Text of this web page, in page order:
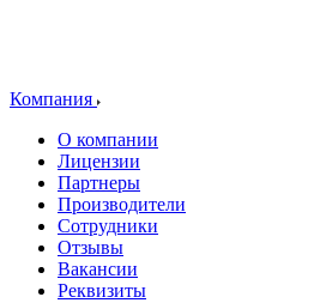
Компания
О компании
Лицензии
Партнеры
Производители
Сотрудники
Отзывы
Вакансии
Реквизиты